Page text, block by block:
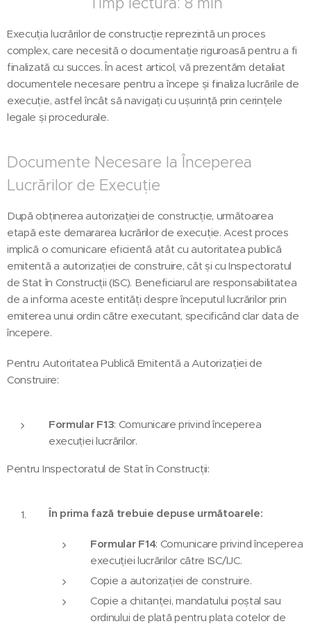
Execuția lucrărilor de construcție reprezintă un proces
complex, care necesită o documentație riguroasă pentru a fi
finalizată cu succes. În acest articol, vă prezentăm detaliat
documentele necesare pentru a începe și finaliza lucrările de
execuție, astfel încât să navigați cu ușurință prin cerințele
legale și procedurale.
Documente Necesare la Începerea
Lucrărilor de Execuție
După obținerea autorizației de construcție, următoarea
etapă este demararea lucrărilor de execuție. Acest proces
implică o comunicare eficientă atât cu autoritatea publică
emitentă a autorizației de construire, cât și cu Inspectoratul
de Stat în Construcții (ISC). Beneficiarul are responsabilitatea
de a informa aceste entități despre începutul lucrărilor prin
emiterea unui ordin către executant, specificând clar data de
începere.
Pentru Autoritatea Publică Emitentă a Autorizației de
Construire:
Formular F13: Comunicare privind începerea
execuției lucrărilor.
Pentru Inspectoratul de Stat în Construcții:
În prima fază trebuie depuse următoarele:
Formular F14: Comunicare privind începerea
execuției lucrărilor către ISC/IJC.
Copie a autorizației de construire.
Copie a chitanței, mandatului poștal sau
ordinului de plată pentru plata cotelor de